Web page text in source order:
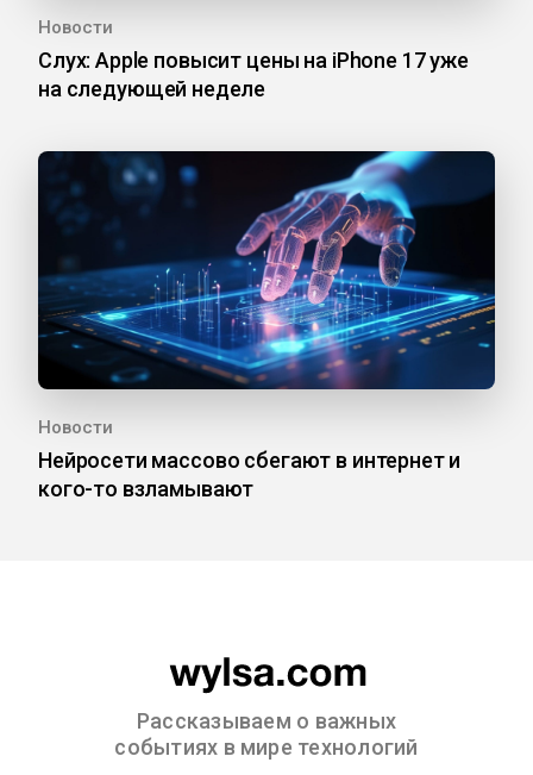
Новости
Слух: Apple повысит цены на iPhone 17 уже
на следующей неделе
Новости
Нейросети массово сбегают в интернет и
кого-то взламывают
Рассказываем о важных
событиях в мире технологий